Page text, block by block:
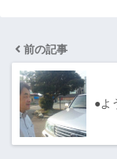
前の記事
●よ